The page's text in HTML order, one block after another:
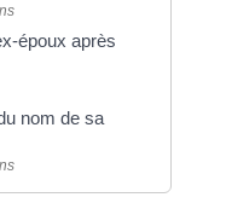
époux après
nom de sa